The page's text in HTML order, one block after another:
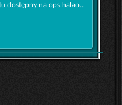
dostępny na ops.halao...